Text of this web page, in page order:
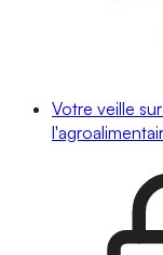
Votre veille